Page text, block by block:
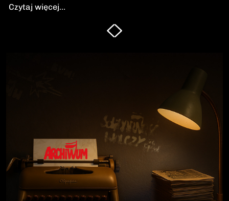
Wileńskiej Brygady Armii Krajowej, dowódcy 5.
szwadronu podczas walk na Pomorzu, jednego z
najbardziej zasłużonych żołnierzy polskiego podziemia
przeciwko niemieckiemu i sowieckiemu okupantowi, a
po zakończeniu wojny pozostał wierny ideałom
wolności. Poległ 28 czerwca 1946 r., a miejsce
ukrycia jego szczątków przez komunistyczny aparat
represji pozostaje do dziś nieznane.Program
uroczystości:11.00 – Msza Święta w Kościele św.
Brygidy w Gdańsku12.30 – poświęcenie
symbolicznego nagrobka na Cmentarzu
Czytaj więcej...